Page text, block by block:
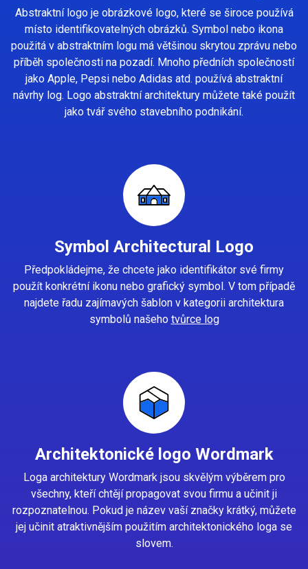
Abstraktní logo je obrázkové logo, které se široce používá
místo identifikovatelných obrázků. Symbol nebo ikona
použitá v abstraktním logu má většinou skrytou zprávu nebo
příběh společnosti na pozadí. Mnoho předních společností
jako Apple, Pepsi nebo Adidas atd. používá abstraktní
návrhy log. Logo abstraktní architektury můžete také použít
jako tvář svého stavebního podnikání.
Symbol Architectural Logo
Předpokládejme, že chcete jako identifikátor své firmy
použít konkrétní ikonu nebo grafický symbol. V tom případě
najdete řadu zajímavých šablon v kategorii architektura
symbolů našeho tvůrce log
Architektonické logo Wordmark
Loga architektury Wordmark jsou skvělým výběrem pro
všechny, kteří chtějí propagovat svou firmu a učinit ji
rozpoznatelnou. Pokud je název vaší značky krátký, můžete
jej učinit atraktivnějším použitím architektonického loga se
slovem.